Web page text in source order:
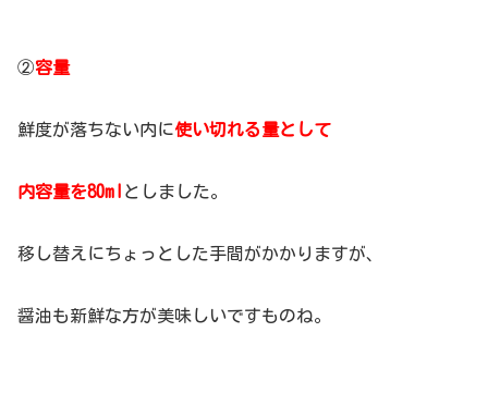
②容量
鮮度が落ちない内に使い切れる量として
内容量を80ml としました。
移し替えにちょっとした手間がかかりますが、
醤油も新鮮な方が美味しいですものね。